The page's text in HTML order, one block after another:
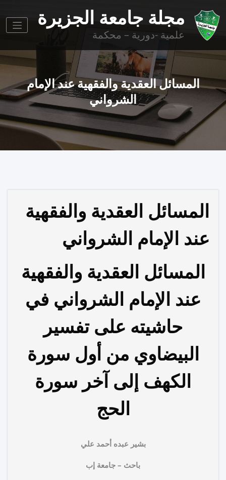
مجلة جامعة الجزيرة
علمية -دورية – محكمة
المسائل العقدية والفقهية عند الإمام
الشرواني
المسائل العقدية والفقهية
عند الإمام الشرواني
المسائل العقدية والفقهية
عند الإمام الشرواني في
حاشيته على تفسير
البيضاوي من أول سورة
الكهف إلى آخر سورة
الحج
بشير عبده أحمد علي
باحث – جامعة إب